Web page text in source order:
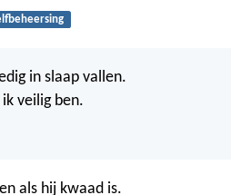
in slaap vallen.
veilig ben.
als hij kwaad is.